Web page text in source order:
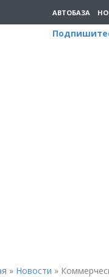
АВТОБАЗА
» Новости »